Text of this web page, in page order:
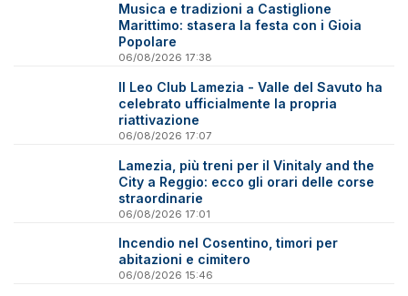
Musica e tradizioni a Castiglione
Marittimo: stasera la festa con i Gioia
Popolare
06/08/2026 17:38
Il Leo Club Lamezia - Valle del Savuto ha
celebrato ufficialmente la propria
riattivazione
06/08/2026 17:07
Lamezia, più treni per il Vinitaly and the
City a Reggio: ecco gli orari delle corse
straordinarie
06/08/2026 17:01
Incendio nel Cosentino, timori per
abitazioni e cimitero
06/08/2026 15:46